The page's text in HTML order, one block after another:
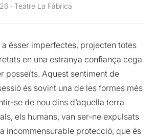
· Teatre La Fàbrica
a ésser imperfectes, projecten totes
en una estranya confiança cega
posseïts. Aquest sentiment de
és sovint una de les formes més
se de nou dins d’aquella terra
els humans, van ser-ne expulsats
incommensurable protecció, que és